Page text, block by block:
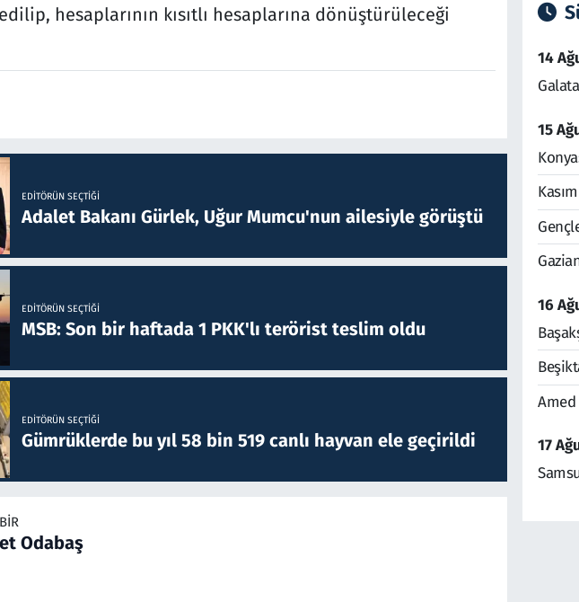
hesaplarının kısıtlı hesaplarına dönüştürüleceği
EDITÖRÜN SEÇTIĞI
Adalet Bakanı Gürlek, Uğur Mumcu'nun ailesiyle görüştü
EDITÖRÜN SEÇTIĞI
MSB: Son bir haftada 1 PKK'lı terörist teslim oldu
EDITÖRÜN SEÇTIĞI
Gümrüklerde bu yıl 58 bin 519 canlı hayvan ele geçirildi
Odabaş
14
15
16
17